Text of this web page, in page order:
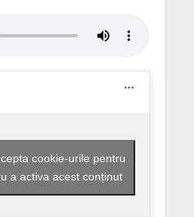
cookie-urile pentru
a activa acest conținut